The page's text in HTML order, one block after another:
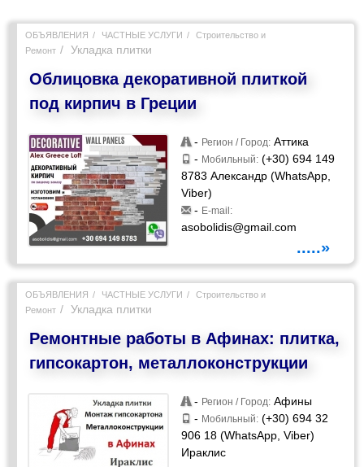
ОБЪЯВЛЕНИЯ ЧАСТНЫЕ УСЛУГИ
Строительство и
Ремонт
Укладка плитки
Облицовка декоративной плиткой
под кирпич в Греции
- Регион / Город: Аттика
- Мобильный: (+30) 694 149
8783 Александр (WhatsApp,
Viber)
- E-mail:
asobolidis@gmail.com
.....»
ОБЪЯВЛЕНИЯ ЧАСТНЫЕ УСЛУГИ
Строительство и
Ремонт
Укладка плитки
Ремонтные работы в Афинах: плитка,
гипсокартон, металлоконструкции
- Регион / Город: Афины
- Мобильный: (+30) 694 32
906 18 (WhatsApp, Viber)
Ираклис